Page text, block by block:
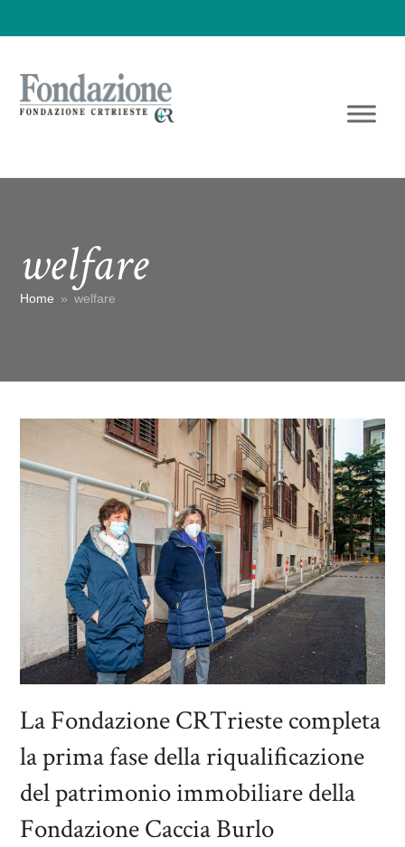
welfare
Home » welfare
La Fondazione CRTrieste completa
la prima fase della riqualificazione
del patrimonio immobiliare della
Fondazione Caccia Burlo